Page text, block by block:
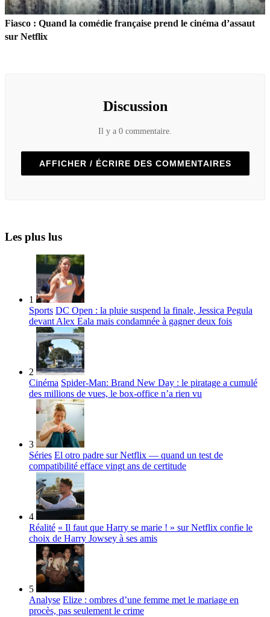
Fiasco : Quand la comédie française prend le cinéma d’assaut
sur Netflix
Discussion
Il y a 0 commentaire.
AFFICHER / ÉCRIRE DES COMMENTAIRES
Les plus lus
1
Sports DC Open : la pluie suspend la finale, Jessica Pegula
devant Alex Eala mais condamnée à gagner deux fois
2
Cinéma Spider-Man: Brand New Day : le piratage a cumulé
des millions de vues, le box-office n’a rien vu
3
Séries El otro padre sur Netflix — quand un test de
compatibilité efface vingt ans de certitude
4
Réalité « Il faut que Harry se marie ! » sur Netflix confie le
choix de Harry Jowsey à ses amis
5
Analyse Elize : ombres d’une femme met le mariage en
procès, pas seulement le crime